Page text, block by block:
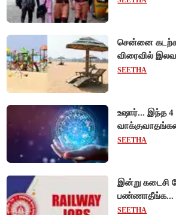
சென்னை
விரைவில்
முதல்வர் விஜய்
SEETHA
உஷார்... இந்த
நல்லது!
SEETHA
இன்று கடைசி
பண்ணாதீங்க...
அப்ரண்டிஸ்
SEETHA